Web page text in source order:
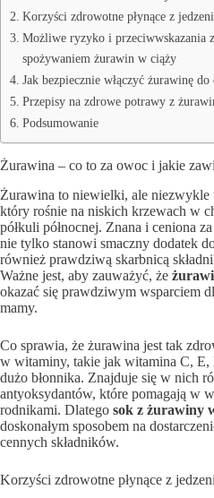
Korzyści zdrowotne płynące z
Możliwe ryzyko i przeciwwskazania
spożywaniem żurawin w ciąży
Jak bezpiecznie włączyć żurawinę
Przepisy na zdrowe potrawy z
Podsumowanie
Żurawina – co to za owoc i jakie
Żurawina to niewielki, ale
który rośnie na niskich krzewach w
półkuli północnej. Znana i ceniona
nie tylko stanowi smaczny dodatek
również prawdziwą skarbnicą
Ważne jest, aby zauważyć, że
okazać się prawdziwym wsparciem
mamy.
Co sprawia, że żurawina jest tak
w witaminy, takie jak witamina C, E,
dużo błonnika. Znajduje się w nich
antyoksydantów, które pomagają w
rodnikami. Dlatego sok z żurawiny
doskonałym sposobem na
cennych składników.
Korzyści zdrowotne płynące z